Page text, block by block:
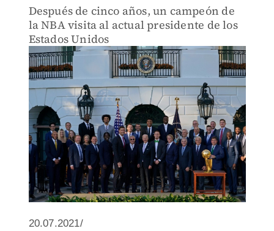
Después de cinco años, un campeón de
la NBA visita al actual presidente de los
Estados Unidos
20.07.2021/